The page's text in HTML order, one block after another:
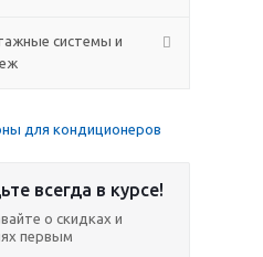
системы и
всегда в курсе!
о скидках и
первым